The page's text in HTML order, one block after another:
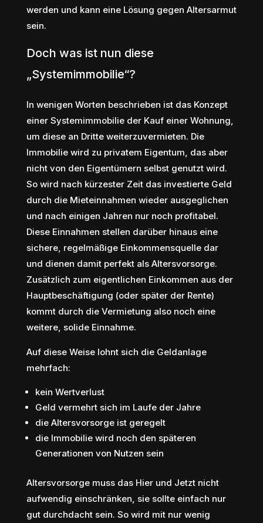
werden und kann eine Lösung gegen Altersarmut
sein.
Doch was ist nun diese
„Systemimmobilie“?
In wenigen Worten beschrieben ist das Konzept
einer Systemimmobilie der Kauf einer Wohnung,
um diese an Dritte weiterzuvermieten. Die
Immobilie wird zu privatem Eigentum, das aber
nicht von den Eigentümern selbst genutzt wird.
So wird nach kürzester Zeit das investierte Geld
durch die Mieteinnahmen wieder ausgeglichen
und nach einigen Jahren nur noch profitabel.
Diese Einnahmen stellen darüber hinaus eine
sichere, regelmäßige Einkommensquelle dar
und dienen damit perfekt als Altersvorsorge.
Zusätzlich zum eigentlichen Einkommen aus der
Hauptbeschäftigung (oder später der Rente)
kommt durch die Vermietung also noch eine
weitere, solide Einnahme.
Auf diese Weise lohnt sich die Geldanlage
mehrfach:
kein Wertverlust
Geld vermehrt sich im Laufe der Jahre
die Altersvorsorge ist geregelt
die Immobilie wird noch den späteren
Generationen von Nutzen sein
Altersvorsorge muss das Hier und Jetzt nicht
aufwendig einschränken, sie sollte einfach nur
gut durchdacht sein. So wird mit nur wenig